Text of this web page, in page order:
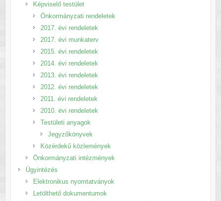
Képviselő testület
Önkormányzati rendeletek
2017. évi rendeletek
2017. évi munkaterv
2015. évi rendeletek
2014. évi rendeletek
2013. évi rendeletek
2012. évi rendeletek
2011. évi rendeletek
2010. évi rendeletek
Testületi anyagok
Jegyzőkönyvek
Közérdekű közlemények
Önkormányzati intézmények
Ügyintézés
Elektronikus nyomtatványok
Letölthető dokumentumok